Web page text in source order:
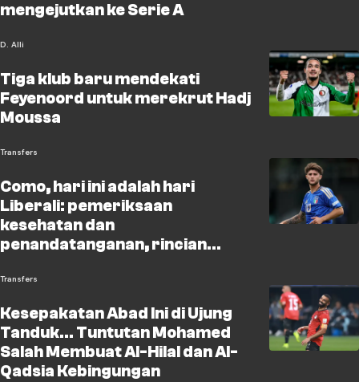
mengejutkan ke Serie A
D. Alli
Tiga klub baru mendekati
Feyenoord untuk merekrut Hadj
Moussa
Transfers
Como, hari ini adalah hari
Liberali: pemeriksaan
kesehatan dan
penandatanganan, rincian
Transfers
Kesepakatan Abad Ini di Ujung
Tanduk... Tuntutan Mohamed
Salah Membuat Al-Hilal dan Al-
Qadsia Kebingungan